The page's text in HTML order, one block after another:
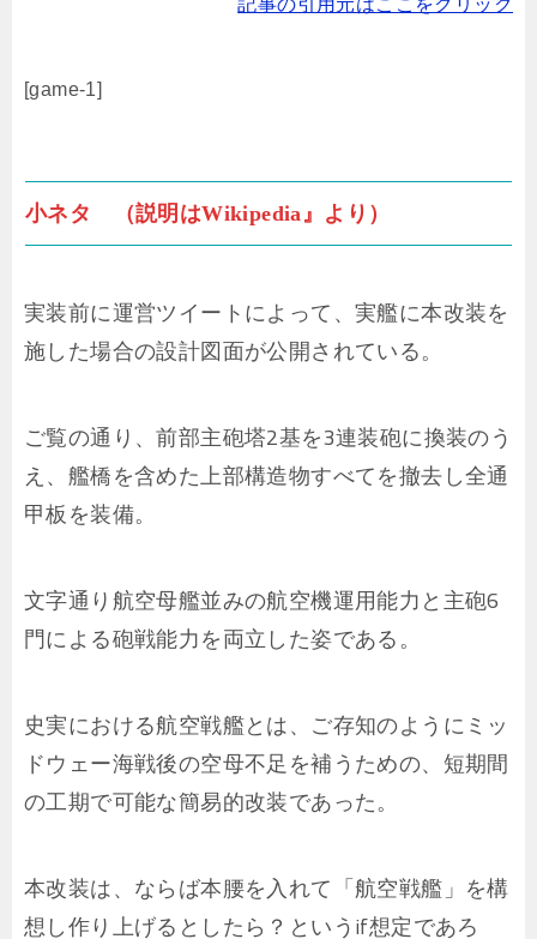
[game-1]
小ネタ （説明はWikipedia』より）
実装前に運営ツイートによって、実艦に本改装を
施した場合の設計図面が公開されている。
ご覧の通り、前部主砲塔2基を3連装砲に換装のう
え、艦橋を含めた上部構造物すべてを撤去し全通
甲板を装備。
文字通り航空母艦並みの航空機運用能力と主砲6
門による砲戦能力を両立した姿である。
史実における航空戦艦とは、ご存知のようにミッ
ドウェー海戦後の空母不足を補うための、短期間
の工期で可能な簡易的改装であった。
本改装は、ならば本腰を入れて「航空戦艦」を構
想し作り上げるとしたら？というif想定であろ